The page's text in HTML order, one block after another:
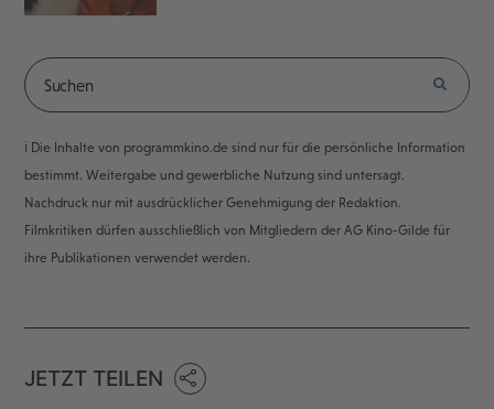
ℹ️ Die Inhalte von programmkino.de sind nur für die persönliche Information
bestimmt. Weitergabe und gewerbliche Nutzung sind untersagt.
Nachdruck nur mit ausdrücklicher Genehmigung der Redaktion.
Filmkritiken dürfen ausschließlich von Mitgliedern der AG Kino-Gilde für
ihre Publikationen verwendet werden.
JETZT TEILEN